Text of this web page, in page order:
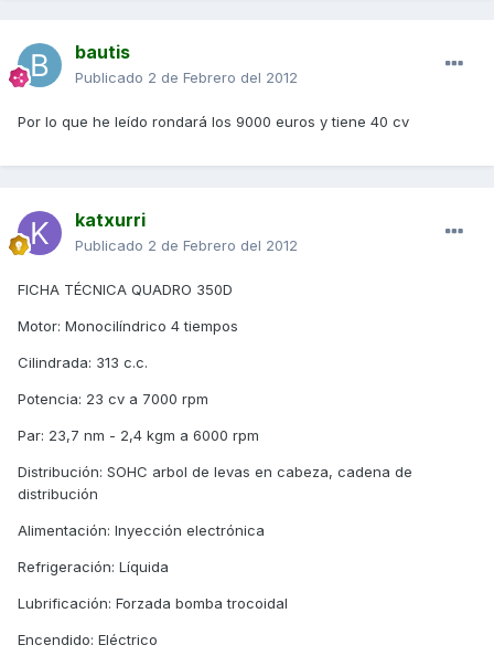
bautis
Publicado 2 de Febrero del 2012
Por lo que he leído rondará los 9000 euros y tiene 40 cv
katxurri
Publicado 2 de Febrero del 2012
FICHA TÉCNICA QUADRO 350D
Motor: Monocilíndrico 4 tiempos
Cilindrada: 313 c.c.
Potencia: 23 cv a 7000 rpm
Par: 23,7 nm - 2,4 kgm a 6000 rpm
Distribución: SOHC arbol de levas en cabeza, cadena de
distribución
Alimentación: Inyección electrónica
Refrigeración: Líquida
Lubrificación: Forzada bomba trocoidal
Encendido: Eléctrico